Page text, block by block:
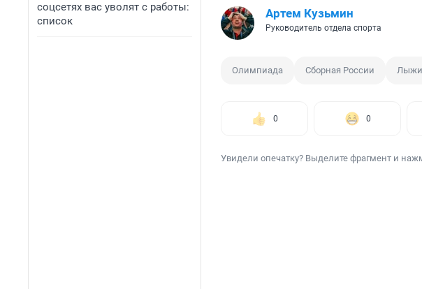
соцсетях вас уволят с работы:
список
Артем Кузьмин
Руководитель отдела спорта
Олимпиада Сборная России Лыжи
0 0
Увидели опечатку? Выделите фрагмент и